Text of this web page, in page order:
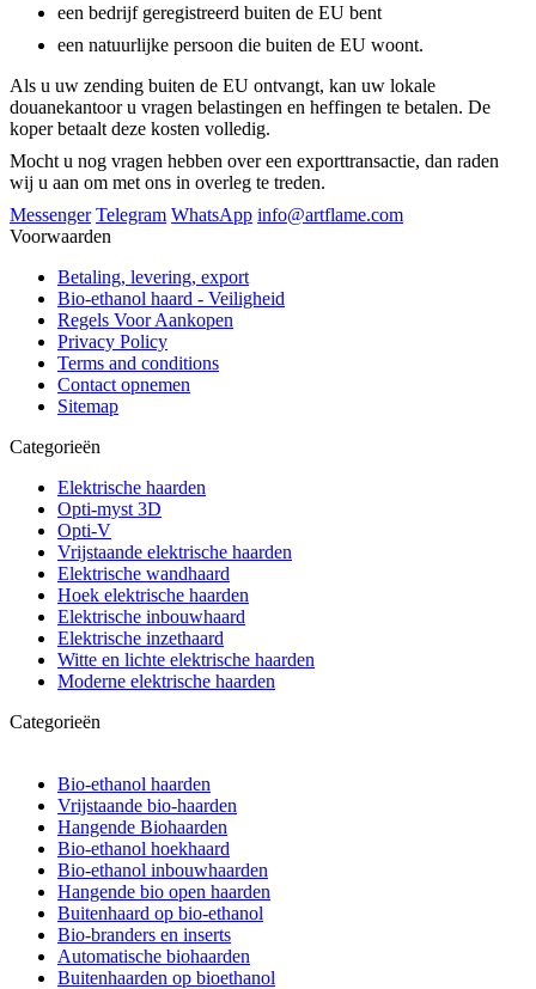
een bedrijf geregistreerd buiten de EU bent
een natuurlijke persoon die buiten de EU woont.
Als u uw zending buiten de EU ontvangt, kan uw lokale
douanekantoor u vragen belastingen en heffingen te betalen. De
koper betaalt deze kosten volledig.
Mocht u nog vragen hebben over een exporttransactie, dan raden
wij u aan om met ons in overleg te treden.
Messenger Telegram WhatsApp info@artflame.com
Voorwaarden
Betaling, levering, export
Bio-ethanol haard - Veiligheid
Regels Voor Aankopen
Privacy Policy
Terms and conditions
Contact opnemen
Sitemap
Categorieën
Elektrische haarden
Opti-myst 3D
Opti-V
Vrijstaande elektrische haarden
Elektrische wandhaard
Hoek elektrische haarden
Elektrische inbouwhaard
Elektrische inzethaard
Witte en lichte elektrische haarden
Moderne elektrische haarden
Categorieën
Bio-ethanol haarden
Vrijstaande bio-haarden
Hangende Biohaarden
Bio-ethanol hoekhaard
Bio-ethanol inbouwhaarden
Hangende bio open haarden
Buitenhaard op bio-ethanol
Bio-branders en inserts
Automatische biohaarden
Buitenhaarden op bioethanol